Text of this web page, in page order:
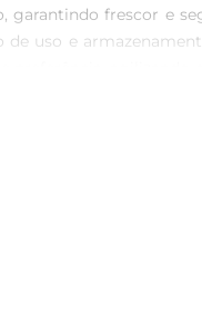
garantindo frescor e
de uso e
até o momento